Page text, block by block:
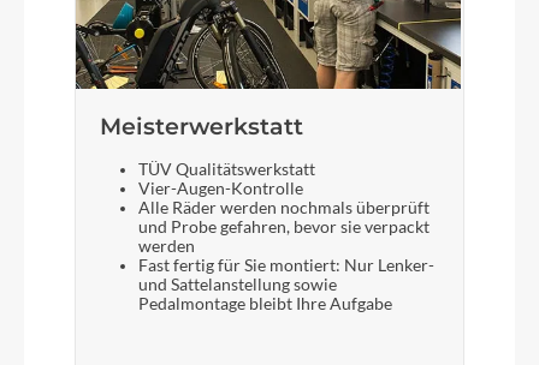
Meisterwerkstatt
TÜV Qualitätswerkstatt
Vier-Augen-Kontrolle
Alle Räder werden nochmals überprüft
und Probe gefahren, bevor sie verpackt
werden
Fast fertig für Sie montiert: Nur Lenker-
und Sattelanstellung sowie
Pedalmontage bleibt Ihre Aufgabe